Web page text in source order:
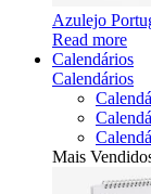
Azulejo
Read more
Calendários
Calendários
Mais